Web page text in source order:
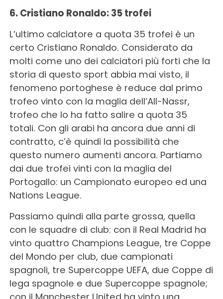
6. Cristiano Ronaldo: 35 trofei
L’ultimo calciatore a quota 35 trofei è un
certo Cristiano Ronaldo. Considerato da
molti come uno dei calciatori più forti che la
storia di questo sport abbia mai visto, il
fenomeno portoghese è reduce dal primo
trofeo vinto con la maglia dell’All-Nassr,
trofeo che lo ha fatto salire a quota 35
totali. Con gli arabi ha ancora due anni di
contratto, c’è quindi la possibilità che
questo numero aumenti ancora. Partiamo
dai due trofei vinti con la maglia del
Portogallo: un Campionato europeo ed una
Nations League.
Passiamo quindi alla parte grossa, quella
con le squadre di club: con il Real Madrid ha
vinto quattro Champions League, tre Coppe
del Mondo per club, due campionati
spagnoli, tre Supercoppe UEFA, due Coppe di
lega spagnole e due Supercoppe spagnole;